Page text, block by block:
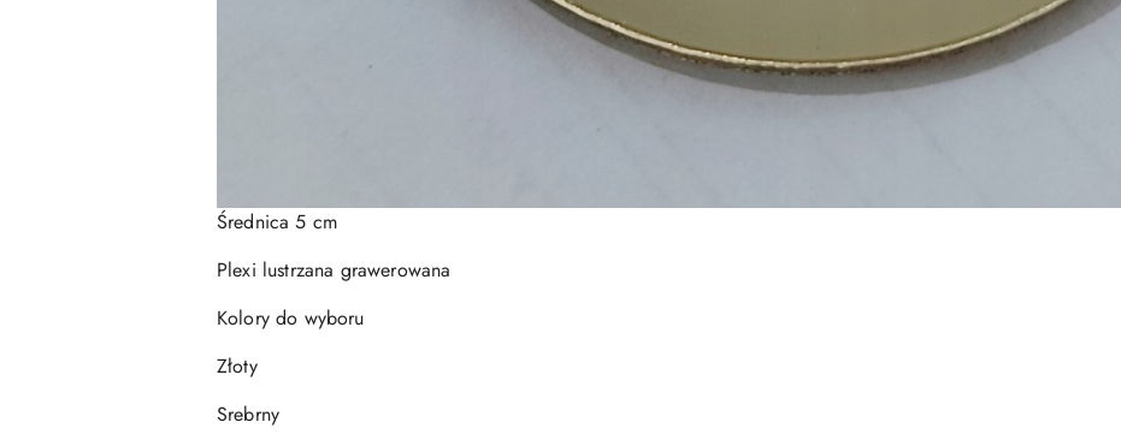
Średnica 5 cm
Plexi lustrzana grawerowana
Kolory do wyboru
Złoty
Srebrny